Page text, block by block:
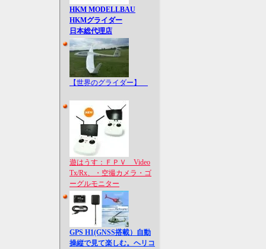
HKM MODELLBAU
HKMグライダー
日本総代理店
【世界のグライダー】
遊はうす：ＦＰＶ Video
Tx/Rx、・空撮カメラ・ゴ
ーグルモニター
GPS H1(GNSS搭載）自動
操縦で見て楽しむ。ヘリコ